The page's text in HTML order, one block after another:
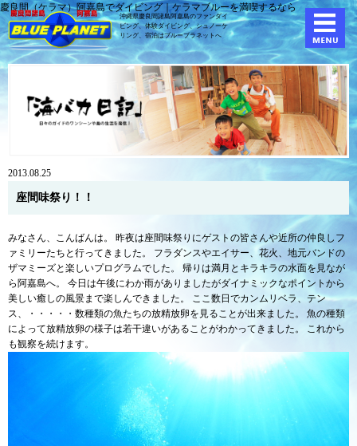
慶良間（ケラマ）阿嘉島でダイビング｜ケラマブルーを満喫するなら
沖縄県慶良間諸島阿嘉島のファンダイ
ビング、体験ダイビング、シュノーケ
リング、宿泊はブループラネットへ
2013.08.25
座間味祭り！！
みなさん、こんばんは。 昨夜は座間味祭りにゲストの皆さんや近所の仲良しフ
ァミリーたちと行ってきました。 フラダンスやエイサー、花火、地元バンドの
ザマミーズと楽しいプログラムでした。 帰りは満月とキラキラの水面を見なが
ら阿嘉島へ。 今日は午後にわか雨がありましたがダイナミックなポイントから
美しい癒しの風景まで楽しんできました。 ここ数日でカンムリベラ、テン
ス、・・・・・数種類の魚たちの放精放卵を見ることが出来ました。 魚の種類
によって放精放卵の様子は若干違いがあることがわかってきました。 これから
も観察を続けます。